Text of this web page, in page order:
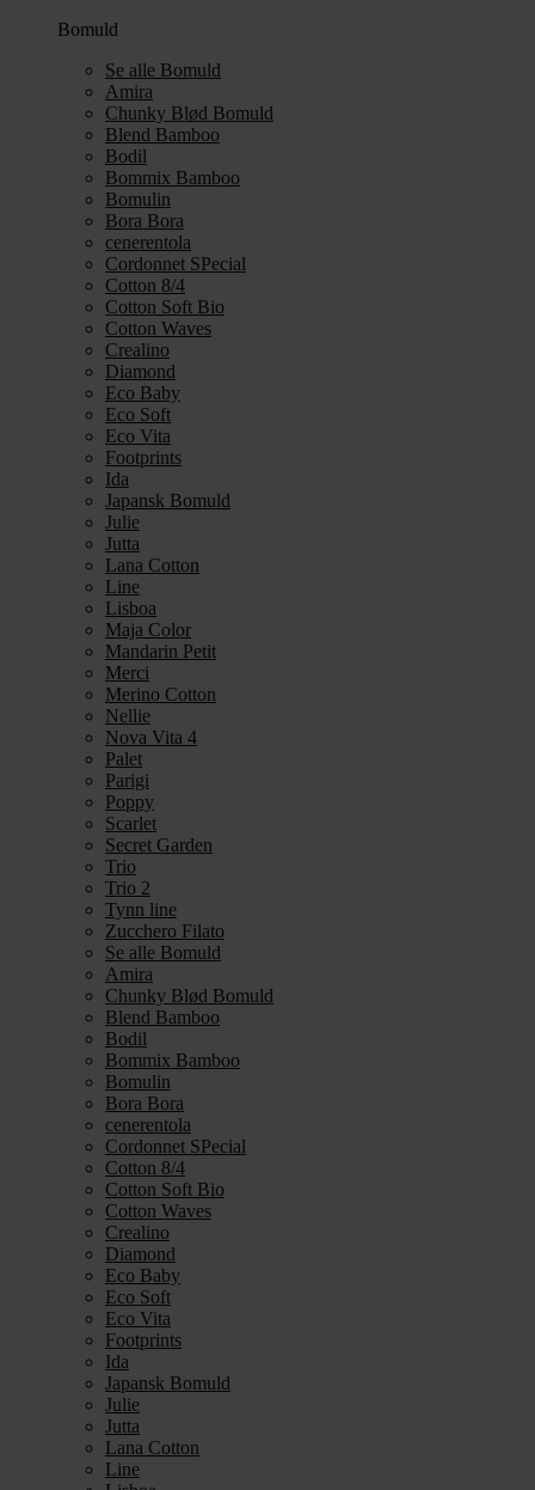
Bomuld
Se alle Bomuld
Amira
Chunky Blød Bomuld
Blend Bamboo
Bodil
Bommix Bamboo
Bomulin
Bora Bora
cenerentola
Cordonnet SPecial
Cotton 8/4
Cotton Soft Bio
Cotton Waves
Crealino
Diamond
Eco Baby
Eco Soft
Eco Vita
Footprints
Ida
Japansk Bomuld
Julie
Jutta
Lana Cotton
Line
Lisboa
Maja Color
Mandarin Petit
Merci
Merino Cotton
Nellie
Nova Vita 4
Palet
Parigi
Poppy
Scarlet
Secret Garden
Trio
Trio 2
Tynn line
Zucchero Filato
Se alle Bomuld
Amira
Chunky Blød Bomuld
Blend Bamboo
Bodil
Bommix Bamboo
Bomulin
Bora Bora
cenerentola
Cordonnet SPecial
Cotton 8/4
Cotton Soft Bio
Cotton Waves
Crealino
Diamond
Eco Baby
Eco Soft
Eco Vita
Footprints
Ida
Japansk Bomuld
Julie
Jutta
Lana Cotton
Line